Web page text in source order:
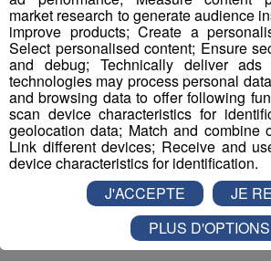
market research to generate audience
improve products; Create a
Select personalised content; Ensure
and debug; Technically deliver
technologies may process personal
and browsing data to offer following
scan device characteristics for
geolocation data; Match and combine
Link different devices; Receive and
device characteristics for identification.
J'ACCEPTE
JE
PLUS D'OPTIONS